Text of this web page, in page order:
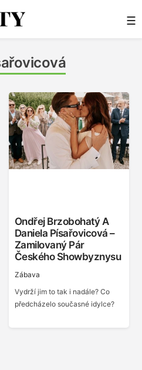
☰
Ondřej Brzobohatý A
Daniela Písařovicová –
Zamilovaný Pár
Českého Showbyznysu
Zábava
Vydrží jim to tak i nadále? Co
předcházelo současné idylce?